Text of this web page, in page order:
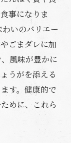
事になりま
いのバリエー
ごまダレに加
風味が豊かに
うがを添える
す。健康的で
めに、これら